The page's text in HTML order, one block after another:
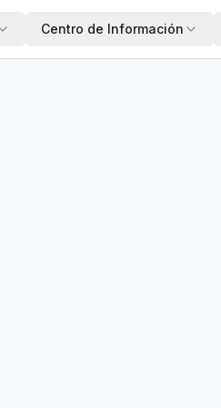
Centro de Información